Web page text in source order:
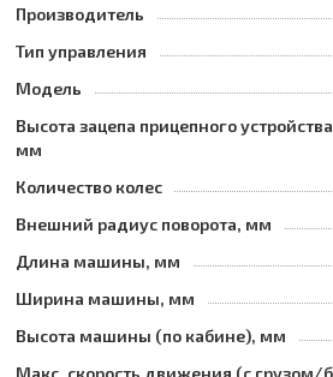
Производитель
Тип управления
Модель
Высота зацепа прицепного
мм
Количество колес
Внешний радиус поворота, мм
Длина машины, мм
Ширина машины, мм
Высота машины (по кабине), мм
Макс. скорость движения (с грузом/